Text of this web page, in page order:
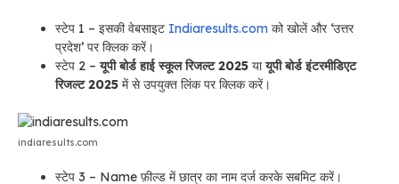
स्टेप 1 – इसकी वेबसाइट Indiaresults.com को खोलें और ‘उत्तर
प्रदेश’ पर क्लिक करें।
स्टेप 2 –यूपी बोर्ड हाई स्कूल रिजल्ट 2025 यायूपी बोर्ड इंटरमीडिएट
रिजल्ट 2025 में से उपयुक्त लिंक पर क्लिक करें।
indiaresults.com
स्टेप 3 – Name फ़ील्ड में छात्र का नाम दर्ज करके सबमिट करें।